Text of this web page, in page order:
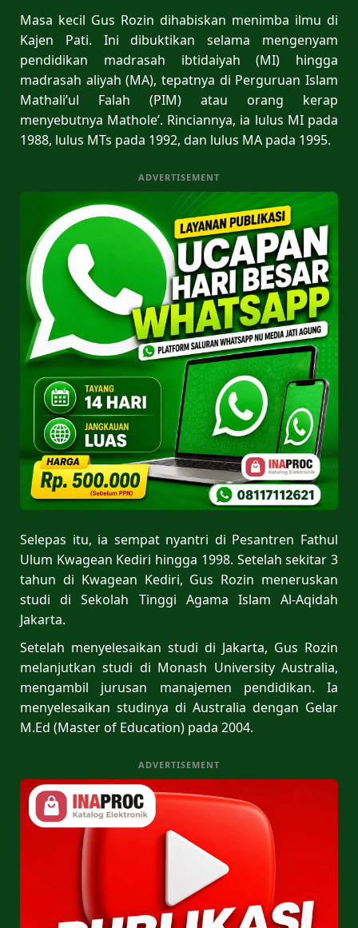
Masa kecil Gus Rozin dihabiskan menimba ilmu di
Kajen Pati. Ini dibuktikan selama mengenyam
pendidikan madrasah ibtidaiyah (MI) hingga
madrasah aliyah (MA), tepatnya di Perguruan Islam
Mathali’ul Falah (PIM) atau orang kerap
menyebutnya Mathole’. Rinciannya, ia lulus MI pada
1988, lulus MTs pada 1992, dan lulus MA pada 1995.
ADVERTISEMENT
Selepas itu, ia sempat nyantri di Pesantren Fathul
Ulum Kwagean Kediri hingga 1998. Setelah sekitar 3
tahun di Kwagean Kediri, Gus Rozin meneruskan
studi di Sekolah Tinggi Agama Islam Al-Aqidah
Jakarta.
Setelah menyelesaikan studi di Jakarta, Gus Rozin
melanjutkan studi di Monash University Australia,
mengambil jurusan manajemen pendidikan. Ia
menyelesaikan studinya di Australia dengan Gelar
M.Ed (Master of Education) pada 2004.
ADVERTISEMENT